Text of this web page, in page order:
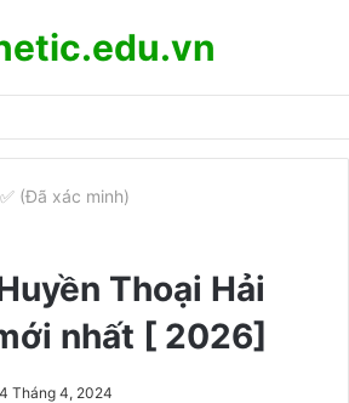
(Đã xác minh)
Thoại Hải
nhất [ 2026]
4 Tháng 4, 2024